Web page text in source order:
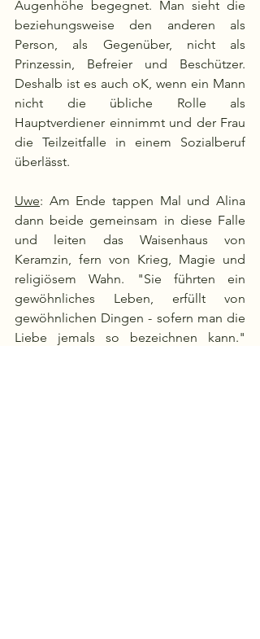
Augenhöhe begegnet. Man sieht die
beziehungsweise den anderen als
Person, als Gegenüber, nicht als
Prinzessin, Befreier und Beschützer.
Deshalb ist es auch oK, wenn ein Mann
nicht die übliche Rolle als
Hauptverdiener einnimmt und der Frau
die Teilzeitfalle in einem Sozialberuf
überlässt.
Uwe: Am Ende tappen Mal und Alina
dann beide gemeinsam in diese Falle
und leiten das Waisenhaus von
Keramzin, fern von Krieg, Magie und
religiösem Wahn. "Sie führten ein
gewöhnliches Leben, erfüllt von
gewöhnlichen Dingen - sofern man die
Liebe jemals so bezeichnen kann."